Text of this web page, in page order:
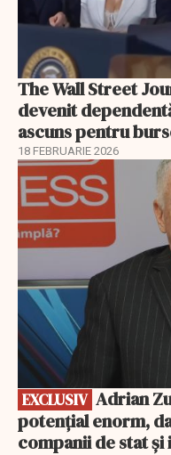
The Wall Street
devenit
ascuns pentru
18 FEBRUARIE 2026
EXCLUSIV
EXCLUSIV
potențial enorm,
companii de stat